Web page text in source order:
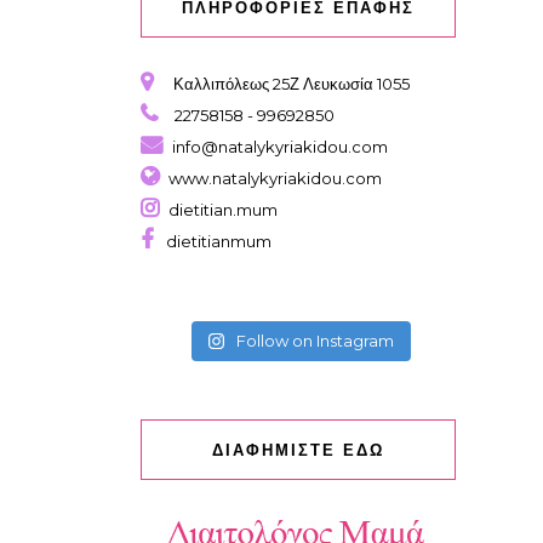
ΠΛΗΡΟΦΟΡΙΕΣ ΕΠΑΦΗΣ
Καλλιπόλεως 25Ζ Λευκωσία 1055
22758158 - 99692850
info@natalykyriakidou.com
www.natalykyriakidou.com
dietitian.mum
dietitianmum
Follow on Instagram
ΔΙΑΦΗΜΙΣΤΕ ΕΔΩ